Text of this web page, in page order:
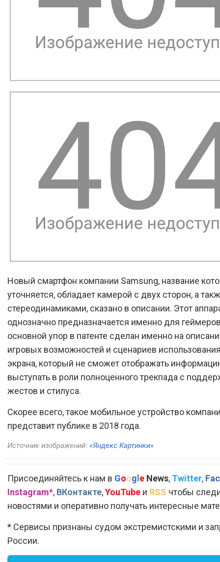
Новый смартфон компании Samsung, название
уточняется, обладает камерой с двух сторон, а
стереодинамиками, сказано в описании. Этот
однозначно предназначается именно для
основной упор в патенте сделан именно на
игровых возможностей и сценариев
экрана, который не сможет отображать
выступать в роли полноценного трекпада с
жестов и стилуса.
Скорее всего, такое мобильное устройство
представит публике в 2018 года.
Источник изображений: «Яндекс Картинки»
Присоединяйтесь к нам в Goog e News, Twitter,
Instagram*, ВКонтакте,YouTube и RSS чтобы
новостями и оперативно получать интересные
* Сервисы признаны судом экстремистскими и
России.